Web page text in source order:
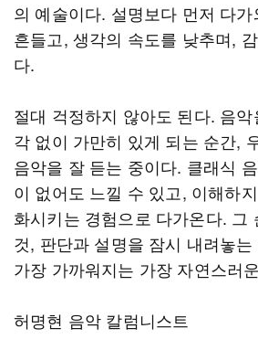
의 예술이다. 설명보다 먼저 다
흔들고, 생각의 속도를 낮추며,
다.
절대 걱정하지 않아도 된다. 음
각 없이 가만히 있게 되는 순간,
음악을 잘 듣는 중이다. 클래식
이 없어도 느낄 수 있고, 이해하
화시키는 경험으로 다가온다. 그
것, 판단과 설명을 잠시 내려놓
가장 가까워지는 가장 자연스러
허명현 음악 칼럼니스트